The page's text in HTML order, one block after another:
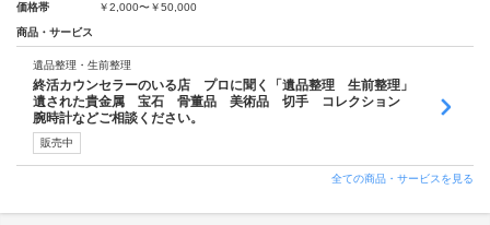
価格帯
￥2,000〜￥50,000
商品・サービス
遺品整理・生前整理
終活カウンセラーのいる店 プロに聞く「遺品整理 生前整理」
遺された貴金属 宝石 骨董品 美術品 切手 コレクション
腕時計などご相談ください。
販売中
全ての商品・サービスを見る